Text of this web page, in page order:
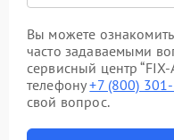
Вы можете
часто задаваемыми
сервисный центр
телефону+7 (800)
свой вопрос.